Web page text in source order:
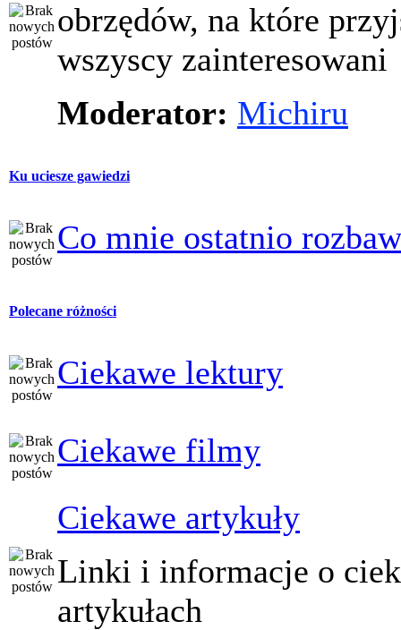
obrzędów, na które
wszyscy zainteresowani
Moderator: Michiru
Ku uciesze gawiedzi
Co mnie ostatnio
Polecane różności
Ciekawe lektury
Ciekawe filmy
Ciekawe artykuły
Linki i informacje o
artykułach